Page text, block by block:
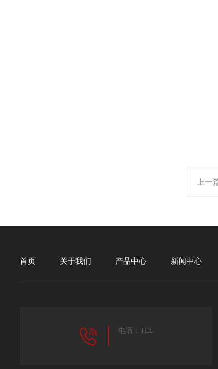
上一
首页 关于我们 产品中心 新闻中心
电话：TEL